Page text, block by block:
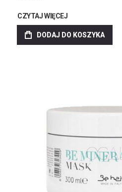
CZYTAJ WIĘCEJ
DODAJ DO KOSZYKA